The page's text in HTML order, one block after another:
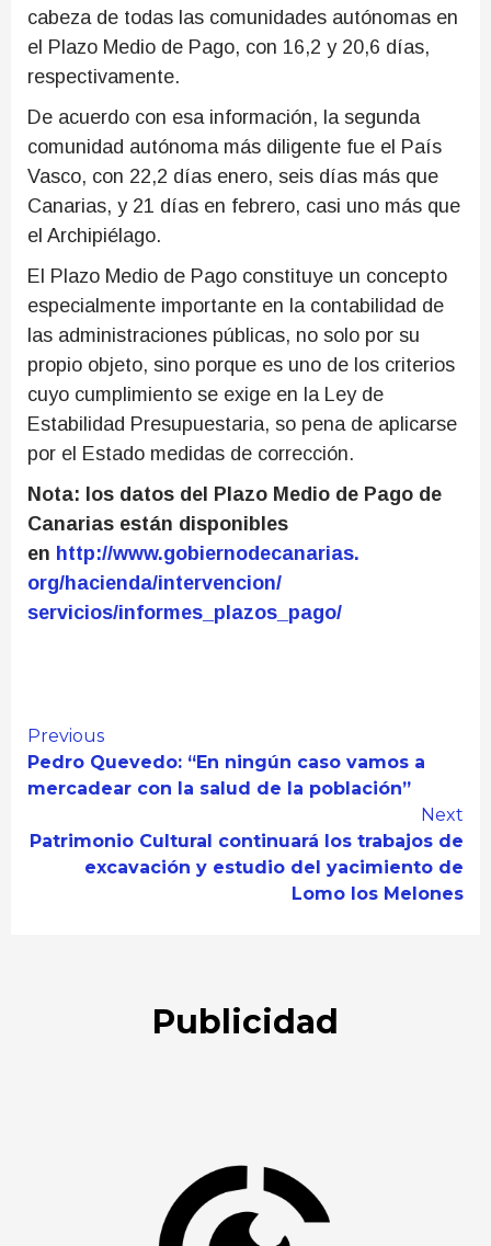
cabeza de todas las comunidades autónomas en
el Plazo Medio de Pago, con 16,2 y 20,6 días,
respectivamente.
De acuerdo con esa información, la segunda
comunidad autónoma más diligente fue el País
Vasco, con 22,2 días enero, seis días más que
Canarias, y 21 días en febrero, casi uno más que
el Archipiélago.
El Plazo Medio de Pago constituye un concepto
especialmente importante en la contabilidad de
las administraciones públicas, no solo por su
propio objeto, sino porque es uno de los criterios
cuyo cumplimiento se exige en la Ley de
Estabilidad Presupuestaria, so pena de aplicarse
por el Estado medidas de corrección.
Nota: los datos del Plazo Medio de Pago de
Canarias están disponibles
en http://www.gobiernodecanarias.
org/hacienda/intervencion/
servicios/informes_plazos_ pago/
Continue
Reading
Previous
Pedro Quevedo: “En ningún caso vamos a
mercadear con la salud de la población”
Next
Patrimonio Cultural continuará los trabajos de
excavación y estudio del yacimiento de
Lomo los Melones
Publicidad